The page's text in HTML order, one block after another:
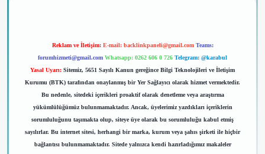
Reklam ve İletişim: E-mail: backlinkpaneli@gmail.com Teams:
forumhizmeti@gmail.com Whatsapp: 0262 606 0 726 Telegram: @karabul
Yasal Uyarı: Sitemiz, 5651 Sayılı Kanun gereğince Bilgi Teknolojileri ve İletişim
Kurumu (BTK) tarafından onaylanmış bir Yer Sağlayıcı olarak hizmet vermektedir.
Bu nedenle, sitedeki içerikleri proaktif olarak denetleme veya araştırma
yükümlülüğümüz bulunmamaktadır. Ancak, üyelerimiz yazdıkları içeriklerin
sorumluluğunu taşımakta olup, siteye üye olarak bu sorumluluğu kabul etmiş
sayılırlar. Bu internet sitesi, herhangi bir marka, kurum veya şahıs şirketi ile hiçbir
bağlantısı bulunmamaktadır. Sitede yalnızca kendi hazırladığımız makaleler